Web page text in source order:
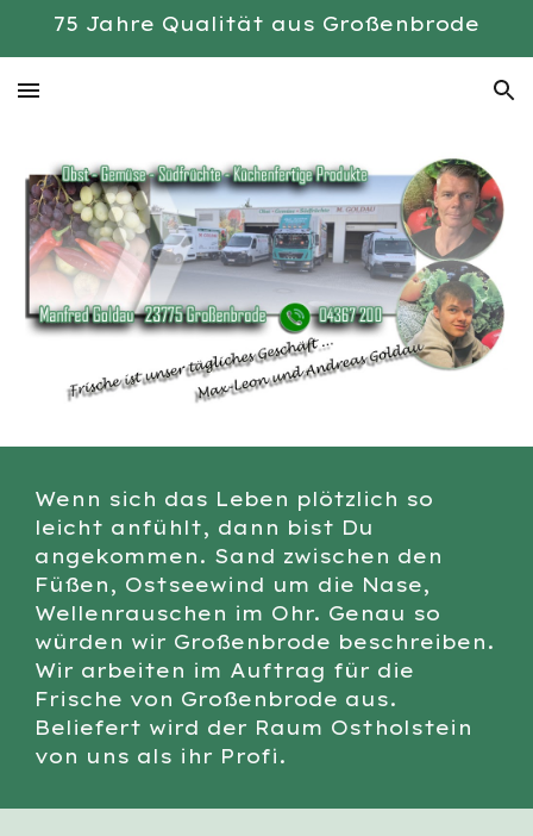
75 Jahre Qualität aus Großenbrode
Wenn sich das Leben plötzlich so
leicht anfühlt, dann bist Du
angekommen. Sand zwischen den
Füßen, Ostseewind um die Nase,
Wellenrauschen im Ohr. Genau so
würden wir Großenbrode beschreiben.
Wir arbeiten im Auftrag für die
Frische von Großenbrode aus.
Beliefert wird der Raum Ostholstein
von uns als ihr Profi.